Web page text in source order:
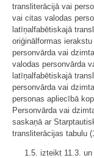
transliterācijā vai
vai citas valodas
latīņalfabētiskajā
oriģinālformas
personvārda vai
valodas personvārda
latīņalfabētiskajā
personvārda vai
personas apliecībā
Personvārda vai
saskaņā ar
transliterācijas tabulu
1.5. izteikt 11.3.